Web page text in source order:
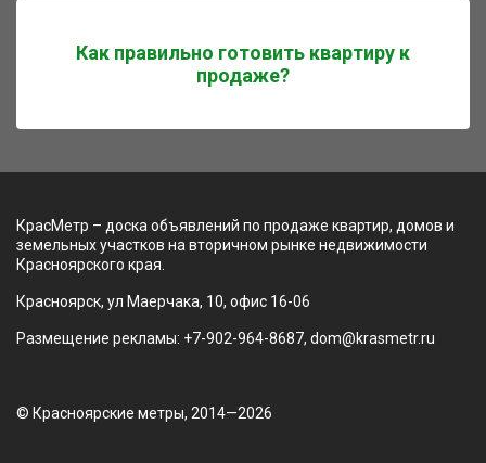
Как правильно готовить квартиру к
продаже?
КрасМетр – доска объявлений по продаже квартир, домов и
земельных участков на вторичном рынке недвижимости
Красноярского края.
Красноярск, ул Маерчака, 10, офис 16-06
Размещение рекламы: +7-902-964-8687, dom@krasmetr.ru
© Красноярские метры, 2014—2026